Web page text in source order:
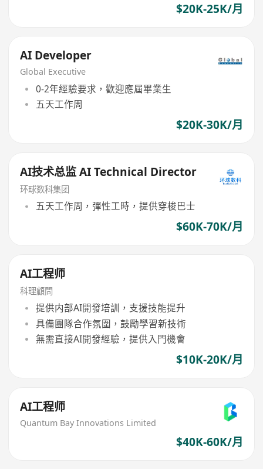
$20K-25K/月
AI Developer
Global Executive
0-2年經驗要求，歡迎應屆畢業生
五天工作周
$20K-30K/月
AI技术总监 AI Technical Director
环球数科集团
五天工作周，彈性工時，提供穿梭巴士
$60K-70K/月
AI工程师
科理顧問
提供内部AI開發培訓，支援技能提升
具備團隊合作氛圍，鼓勵學習新技術
無需直接AI開發經驗，提供入門機會
$10K-20K/月
AI工程师
Quantum Bay Innovations Limited
$40K-60K/月